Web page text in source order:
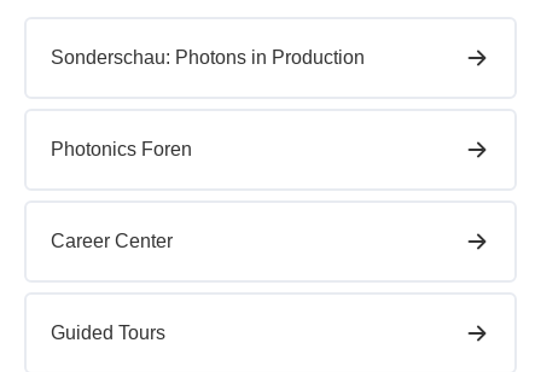
Sonderschau: Photons in Production
Photonics Foren
Career Center
Guided Tours